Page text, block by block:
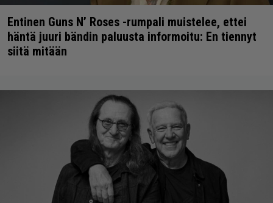
Entinen Guns N’ Roses -rumpali muistelee, ettei
häntä juuri bändin paluusta informoitu: En tiennyt
siitä mitään